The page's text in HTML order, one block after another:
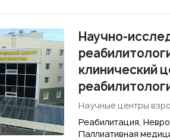
Научно-
клинический
Научные центры
Реабилитация,
Паллиативная